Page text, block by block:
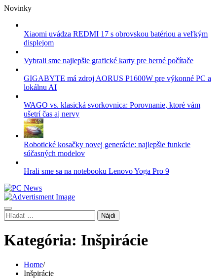
Skip
content
Novinky
Xiaomi uvádza REDMI 17 s obrovskou batériou a veľkým
displejom
Vybrali sme najlepšie grafické karty pre herné počítače
GIGABYTE má zdroj AORUS P1600W pre výkonné PC a
lokálnu AI
WAGO vs. klasická svorkovnica: Porovnanie, ktoré vám
ušetrí čas aj nervy
Robotické kosačky novej generácie: najlepšie funkcie
súčasných modelov
Hrali sme sa na notebooku Lenovo Yoga Pro 9
Hľadať:
Kategória: Inšpirácie
Home
Inšpirácie